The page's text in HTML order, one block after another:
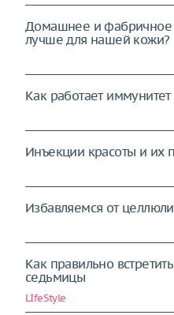
Домашнее и фабричное
лучше для нашей кожи?
Как работает иммунитет
Инъекции красоты и их
Избавляемся от
Как правильно
седьмицы
LIfeStyle